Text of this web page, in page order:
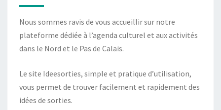
Nous sommes ravis de vous accueillir sur notre
plateforme dédiée à l’agenda culturel et aux activités
dans le Nord et le Pas de Calais.
Le site Ideesorties, simple et pratique d’utilisation,
vous permet de trouver facilement et rapidement des
idées de sorties.